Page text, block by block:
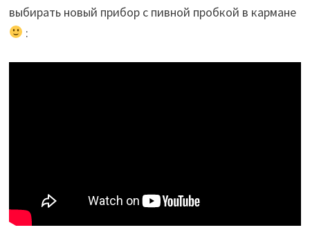
выбирать новый прибор с пивной пробкой в кармане
: